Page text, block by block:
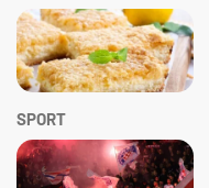
SPORT